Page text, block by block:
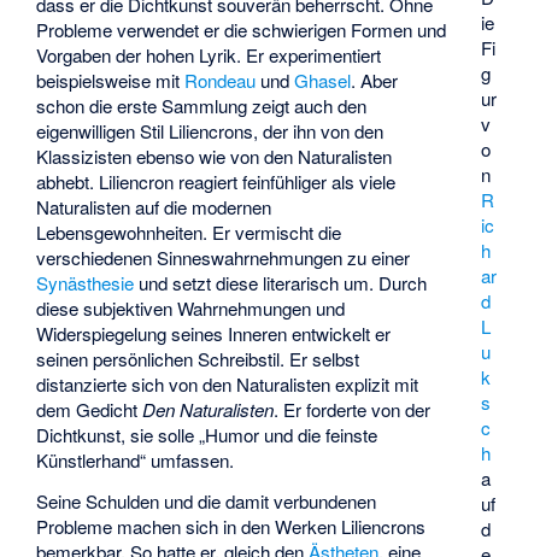
ie
Fi
g
ur
v
o
n
R
ic
h
ar
d
L
u
k
s
c
h
a
uf
d
Probleme verwendet er die schwierigen Formen und
Vorgaben der hohen Lyrik. Er experimentiert
beispielsweise mit Rondeau undGhasel. Aber
schon die erste Sammlung zeigt auch den
eigenwilligen Stil Liliencrons, der ihn von den
Klassizisten ebenso wie von den Naturalisten
abhebt. Liliencron reagiert feinfühliger als viele
Naturalisten auf die modernen
Lebensgewohnheiten. Er vermischt die
verschiedenen Sinneswahrnehmungen zu einer
Synästhesie und setzt diese literarisch um. Durch
diese subjektiven Wahrnehmungen und
Widerspiegelung seines Inneren entwickelt er
seinen persönlichen Schreibstil. Er selbst
distanzierte sich von den Naturalisten explizit mit
dem GedichtDen Naturalisten. Er forderte von der
Dichtkunst, sie solle „Humor und die feinste
Künstlerhand“ umfassen.
Seine Schulden und die damit verbundenen
Probleme machen sich in den Werken Liliencrons